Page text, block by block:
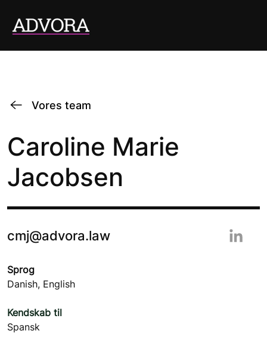
Caroline Marie
Jacobsen
Vores team
cmj@advora.law
Sprog
Danish, English
Kendskab til
Spansk